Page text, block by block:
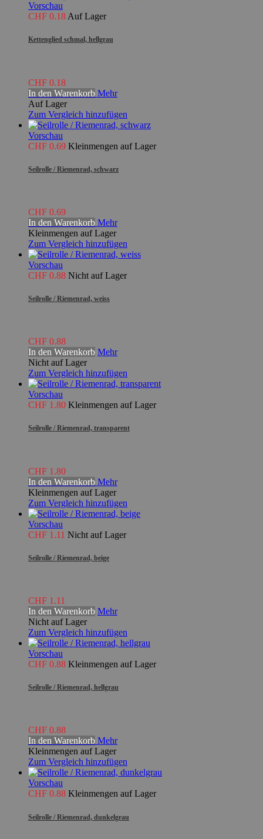
Vorschau
CHF 0.18 Auf Lager
Kettenglied schmal, hellgrau
CHF 0.18
In den Warenkorb Mehr
Auf Lager
Zum Vergleich hinzufügen
Vorschau
CHF 0.69 Kleinmengen auf Lager
Seilrolle / Riemenrad, schwarz
CHF 0.69
In den Warenkorb Mehr
Kleinmengen auf Lager
Zum Vergleich hinzufügen
Vorschau
CHF 0.88 Nicht auf Lager
Seilrolle / Riemenrad, weiss
CHF 0.88
In den Warenkorb Mehr
Nicht auf Lager
Zum Vergleich hinzufügen
Vorschau
CHF 1.80 Kleinmengen auf Lager
Seilrolle / Riemenrad, transparent
CHF 1.80
In den Warenkorb Mehr
Kleinmengen auf Lager
Zum Vergleich hinzufügen
Vorschau
CHF 1.11 Nicht auf Lager
Seilrolle / Riemenrad, beige
CHF 1.11
In den Warenkorb Mehr
Nicht auf Lager
Zum Vergleich hinzufügen
Vorschau
CHF 0.88 Kleinmengen auf Lager
Seilrolle / Riemenrad, hellgrau
CHF 0.88
In den Warenkorb Mehr
Kleinmengen auf Lager
Zum Vergleich hinzufügen
Vorschau
CHF 0.88 Kleinmengen auf Lager
Seilrolle / Riemenrad, dunkelgrau